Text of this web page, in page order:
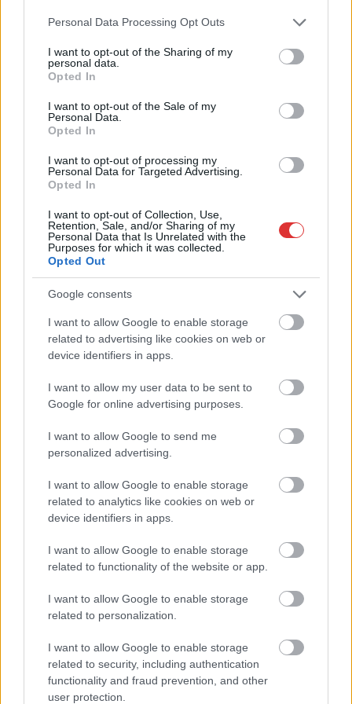
Please note that this website/app uses one or more Google
not limited to your visit or usage behaviour. You may click to
grant or deny consent to Google and its third-party tags to
use your data for below specified purposes in below Google
consent section.
Personal Data Processing Opt Outs
I want to opt-out of the Sharing of my
personal data.
Opted In
I want to opt-out of the Sale of my
Personal Data.
Opted In
I want to opt-out of processing my
Personal Data for Targeted Advertising.
Opted In
I want to opt-out of Collection, Use,
Retention, Sale, and/or Sharing of my
Personal Data that Is Unrelated with the
Purposes for which it was collected.
Opted Out
Google consents
I want to allow Google to enable storage
related to advertising like cookies on web or
device identifiers in apps.
I want to allow my user data to be sent to
Google for online advertising purposes.
I want to allow Google to send me
personalized advertising.
I want to allow Google to enable storage
related to analytics like cookies on web or
device identifiers in apps.
I want to allow Google to enable storage
related to functionality of the website or app.
I want to allow Google to enable storage
related to personalization.
I want to allow Google to enable storage
related to security, including authentication
functionality and fraud prevention, and other
user protection.
büntetőügyében, vesztegetés miatt 3 év letöltendőt kaphat és
ez csak az egyik botrány
Problémák egész Jász-Nagykun-Szolnok megyében: egyre
Szolnokon egy kulcsfontosságú körforgalmat részlegesen
lezárnak a napokban, a közlekedés az átlagost is meghaladó
mértékben lebénul
Elromlott a biztosítóberendezés a ceglédi vasútvonalon,
kimaradás is előfordult
Ön szerint hogy készül a hamisítatlan szolnoki habos isler?
Országos ellenőrzés indult a hazai akkumulátoripari
üzemekben
Az idei év leglassabb növekedését hozta a június a
kiskereskedelemben
kerékpárgyár dolgozóinak megsegítéséről
rekord is megdőlt
A Tisza kormány minisztere újabb nagy változásokról döntött
munkáltatói jogaikat
Sok volt az igazolatlan hiányzás, Pócs János fizetéslevonást
kapott, más fideszesek még kevesebbet vittek haza
A Szolnok megyei gazdák nagyon nem akarták a JÉGER
további üzemeltetését
Csendélet 5.0: alig balesetveszélyes lépcső és remek
állapotban levő buszmegálló mutatja, hogy Szolnok mennyire